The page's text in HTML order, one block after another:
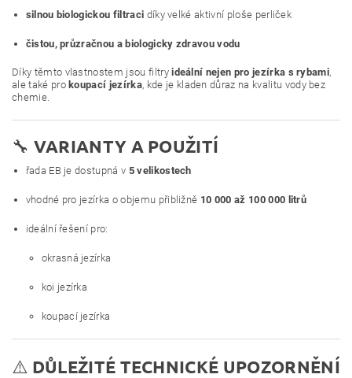
silnou biologickou filtraci díky velké aktivní ploše perliček
čistou, průzračnou a biologicky zdravou vodu
Díky těmto vlastnostem jsou filtryideální nejen pro jezírka s rybami,
ale také pro koupací jezírka, kde je kladen důraz na kvalitu vody bez
chemie.
🔧 VARIANTY A POUŽITÍ
řada EB je dostupná v 5 velikostech
vhodné pro jezírka o objemu přibližně 10 000 až 100 000 litrů
ideální řešení pro:
okrasná jezírka
koi jezírka
koupací jezírka
⚠️ DŮLEŽITÉ TECHNICKÉ UPOZORNĚNÍ